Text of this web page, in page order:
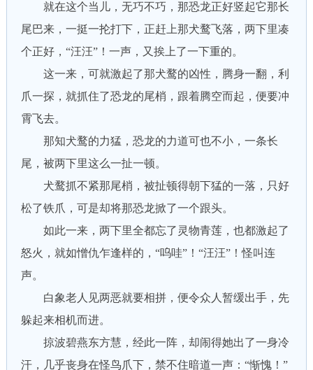
就在这个当儿，无巧不巧，那恐龙正好竖起它那长
尾巴来，一挺一抡打下，正赶上那犬鹜飞落，两下里凑
个正好，“汪汪”！一声，又挨上了一下重的。
这一来，可就激起了那犬鹜的凶性，腾身一翻，利
爪一探，就抓住了恐龙的尾梢，跟着腾空而起，便要冲
霄飞去。
那知犬鹜的力猛，恐龙的力道可也不小，一条长
尾，被两下里这么一扯一顿。
犬鹜抓不紧那尾梢，被扯顿得朝下猛的一落，只好
松了铁爪，可是却将那恐龙掀了一个跟头。
如此一来，两下里全都忘了灵物青莲，也都激起了
怒火，就如憎仇乍逢样的，“呜哇”！“汪汪”！怪叫连
声。
白象老人见两恶就要相拼，便令众人暂缓出手，先
躲起来相机而进。
掠波碧燕东方慧，经此一阵，却闹得她出了一身冷
汗，几乎丧身在怪鸟爪下，禁不住暗道一声：“惭愧！”